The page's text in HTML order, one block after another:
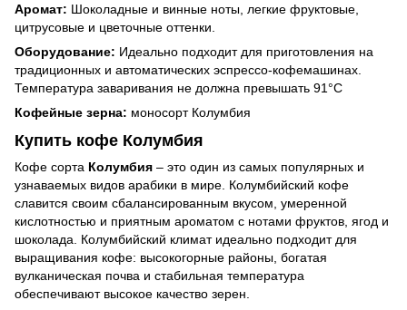
Аромат: Шоколадные и винные ноты, легкие фруктовые,
цитрусовые и цветочные оттенки.
Оборудование: Идеально подходит для приготовления на
традиционных и автоматических эспрессо-кофемашинах.
Температура заваривания не должна превышать 91°С
Кофейные зерна: моносорт Колумбия
Купить кофе Колумбия
Кофе сорта Колумбия – это один из самых популярных и
узнаваемых видов арабики в мире. Колумбийский кофе
славится своим сбалансированным вкусом, умеренной
кислотностью и приятным ароматом с нотами фруктов, ягод и
шоколада. Колумбийский климат идеально подходит для
выращивания кофе: высокогорные районы, богатая
вулканическая почва и стабильная температура
обеспечивают высокое качество зерен.